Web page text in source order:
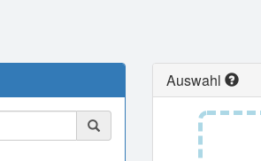
Auswahl